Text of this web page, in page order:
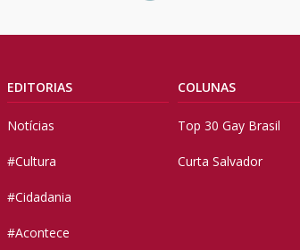
EDITORIAS
Notícias
#Cultura
#Cidadania
#Acontece
COLUNAS
Top 30 Gay Brasil
Curta Salvador